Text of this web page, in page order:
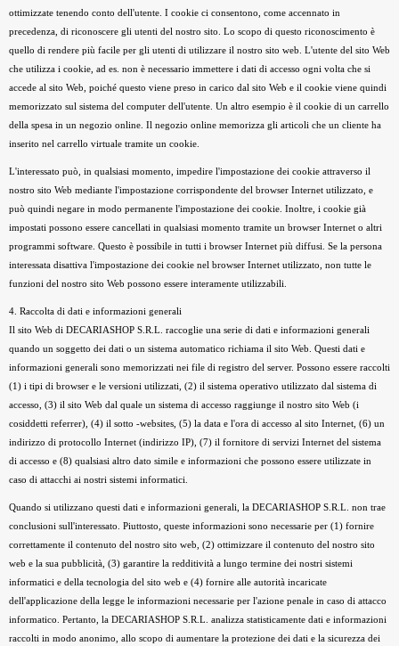
ottimizzate tenendo conto dell'utente. I cookie ci consentono, come accennato in
precedenza, di riconoscere gli utenti del nostro sito. Lo scopo di questo riconoscimento è
quello di rendere più facile per gli utenti di utilizzare il nostro sito web. L'utente del sito Web
che utilizza i cookie, ad es. non è necessario immettere i dati di accesso ogni volta che si
accede al sito Web, poiché questo viene preso in carico dal sito Web e il cookie viene quindi
memorizzato sul sistema del computer dell'utente. Un altro esempio è il cookie di un carrello
della spesa in un negozio online. Il negozio online memorizza gli articoli che un cliente ha
inserito nel carrello virtuale tramite un cookie.
L'interessato può, in qualsiasi momento, impedire l'impostazione dei cookie attraverso il
nostro sito Web mediante l'impostazione corrispondente del browser Internet utilizzato, e
può quindi negare in modo permanente l'impostazione dei cookie. Inoltre, i cookie già
impostati possono essere cancellati in qualsiasi momento tramite un browser Internet o altri
programmi software. Questo è possibile in tutti i browser Internet più diffusi. Se la persona
interessata disattiva l'impostazione dei cookie nel browser Internet utilizzato, non tutte le
funzioni del nostro sito Web possono essere interamente utilizzabili.
4. Raccolta di dati e informazioni generali
Il sito Web di DECARIASHOP S.R.L. raccoglie una serie di dati e informazioni generali
quando un soggetto dei dati o un sistema automatico richiama il sito Web. Questi dati e
informazioni generali sono memorizzati nei file di registro del server. Possono essere raccolti
(1) i tipi di browser e le versioni utilizzati, (2) il sistema operativo utilizzato dal sistema di
accesso, (3) il sito Web dal quale un sistema di accesso raggiunge il nostro sito Web (i
cosiddetti referrer), (4) il sotto -websites, (5) la data e l'ora di accesso al sito Internet, (6) un
indirizzo di protocollo Internet (indirizzo IP), (7) il fornitore di servizi Internet del sistema
di accesso e (8) qualsiasi altro dato simile e informazioni che possono essere utilizzate in
caso di attacchi ai nostri sistemi informatici.
Quando si utilizzano questi dati e informazioni generali, la DECARIASHOP S.R.L. non trae
conclusioni sull'interessato. Piuttosto, queste informazioni sono necessarie per (1) fornire
correttamente il contenuto del nostro sito web, (2) ottimizzare il contenuto del nostro sito
web e la sua pubblicità, (3) garantire la redditività a lungo termine dei nostri sistemi
informatici e della tecnologia del sito web e (4) fornire alle autorità incaricate
dell'applicazione della legge le informazioni necessarie per l'azione penale in caso di attacco
informatico. Pertanto, la DECARIASHOP S.R.L. analizza statisticamente dati e informazioni
raccolti in modo anonimo, allo scopo di aumentare la protezione dei dati e la sicurezza dei